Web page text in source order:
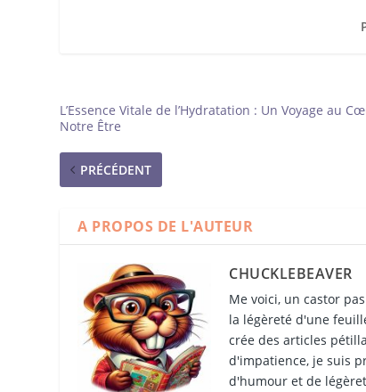
L’Essence Vitale de l’Hydratation : Un Voyage au
Notre Être
PRÉCÉDENT
A PROPOS DE L'AUTEUR
CHUCKLEBEAVER
Me voici, un castor
la légèreté d'une
crée des articles
d'impatience, je suis
d'humour et de